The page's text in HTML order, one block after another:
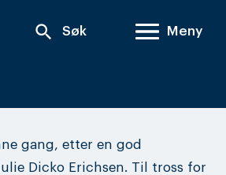
search Søk Meny
gang, etter en god
Dicko Erichsen. Til tross for